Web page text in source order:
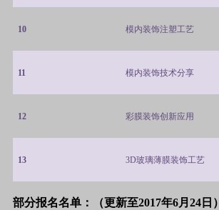
10 模内装饰注塑工艺
11 模内装饰技术分享
12 彩膜装饰创新应用
13 3D玻璃薄膜装饰工艺
部分报名名单：（更新至2017年6月24日）